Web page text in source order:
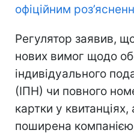
офіційним
Регулятор заявив,
нових вимог щодо
індивідуального
(ІПН) чи повного
картки у квитанціях,
поширена